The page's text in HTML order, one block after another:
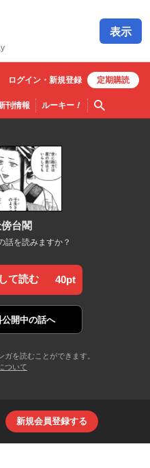
表示
刊情報 ルーキー！ 検索
ログイン・ 新規登録 定期購読
台閣
話を読みますか？
て読む 40pt
開中の話へ
を読むことができます。
ついて
新規会員登録する